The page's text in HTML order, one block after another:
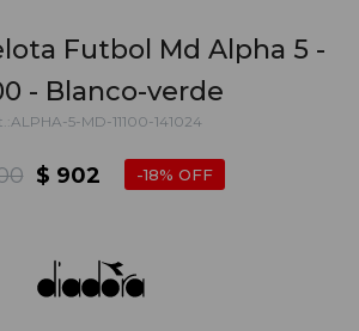
Futbol Md Alpha 5 -
- Blanco-verde
ALPHA-5-MD-11100-141024
$ 902 18